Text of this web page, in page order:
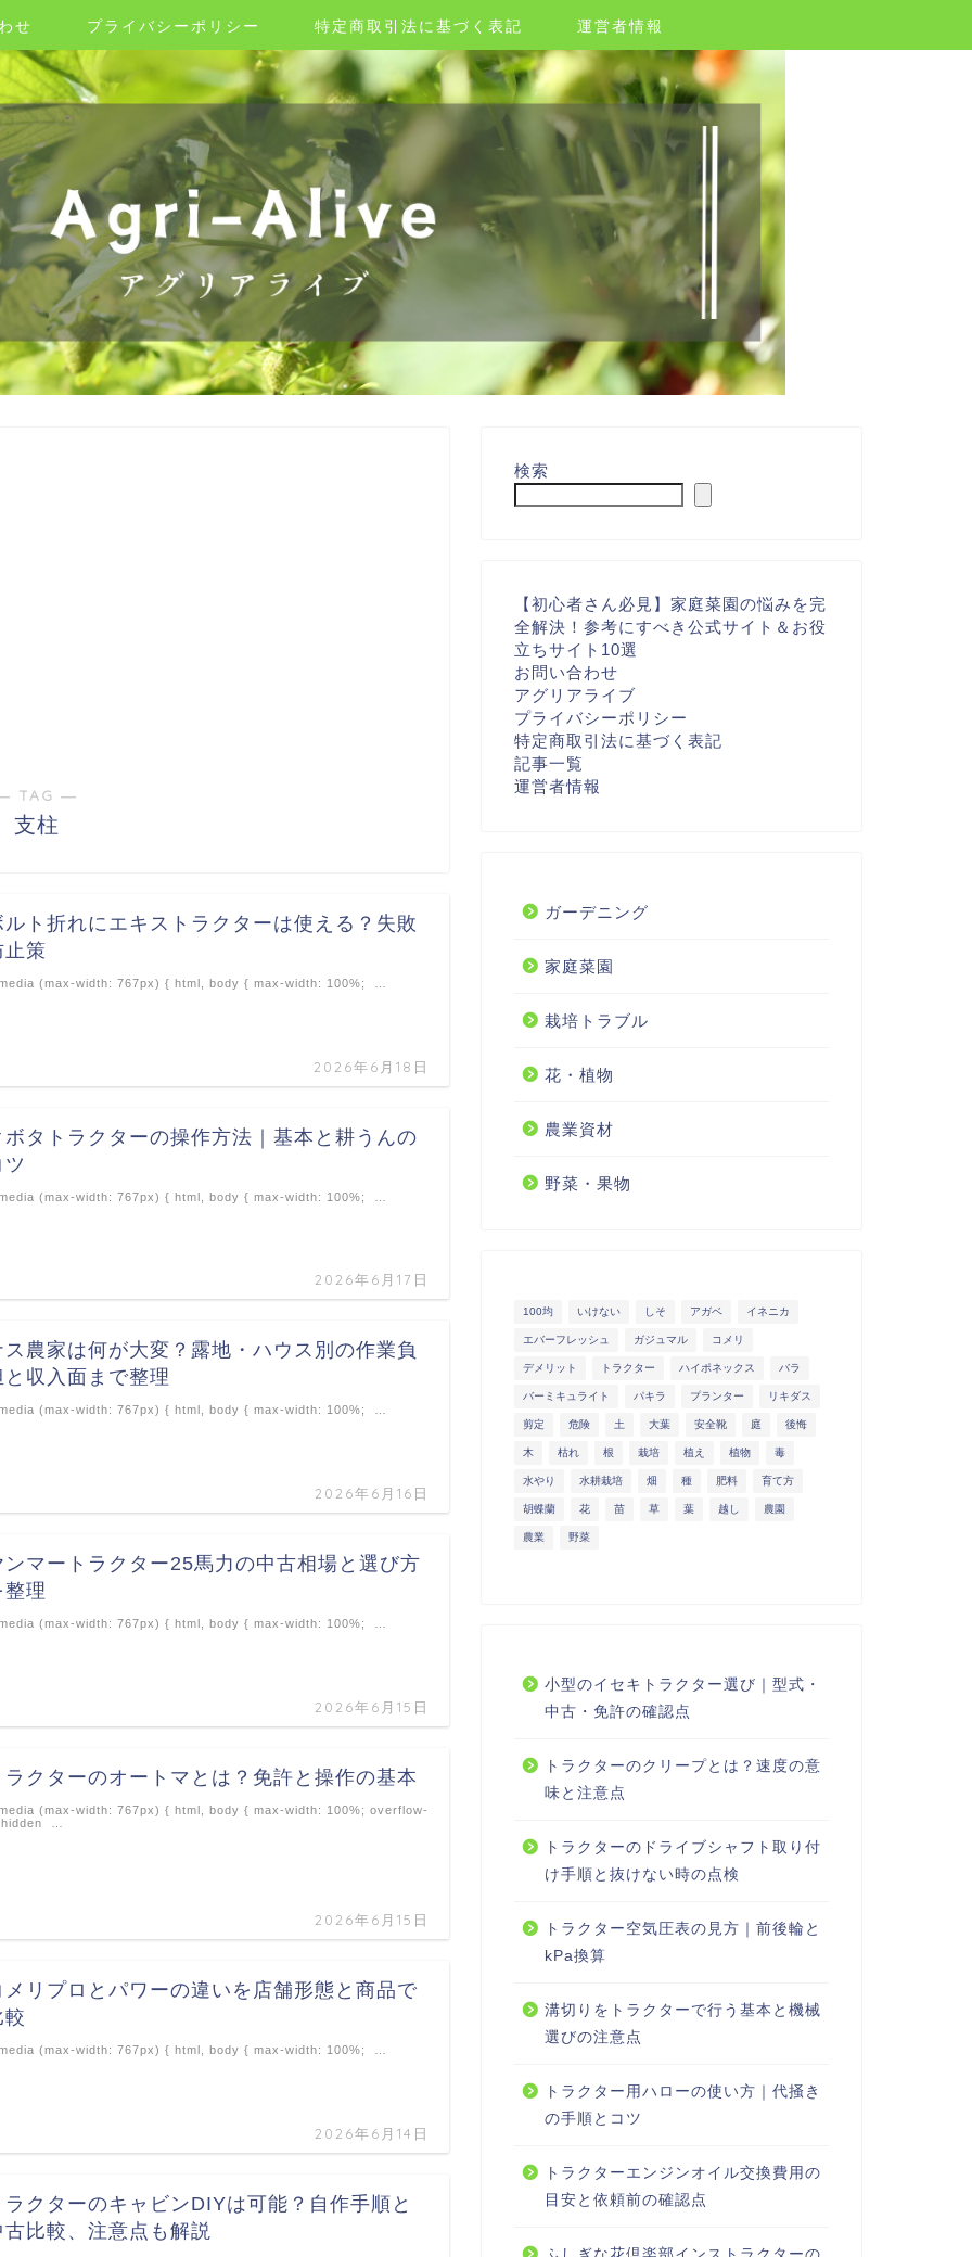
せ プライバシーポリシー 特定商取引法に基づく表記 運営者情報
TAG ―
支柱
ルト折れにエキストラクターは使える？失敗
止策
2026年6月18日
(max-width: 767px) { html, body { max-width: 100%; …
ボタトラクターの操作方法｜基本と耕うんの
ツ
2026年6月17日
(max-width: 767px) { html, body { max-width: 100%; …
ス農家は何が大変？露地・ハウス別の作業負
と収入面まで整理
2026年6月16日
(max-width: 767px) { html, body { max-width: 100%; …
ンマートラクター25馬力の中古相場と選び方
整理
2026年6月15日
(max-width: 767px) { html, body { max-width: 100%; …
ラクターのオートマとは？免許と操作の基本
2026年6月15日
(max-width: 767px) { html, body { max-width: 100%; overflow-
…
メリプロとパワーの違いを店舗形態と商品で
較
2026年6月14日
(max-width: 767px) { html, body { max-width: 100%; …
ラクターのキャビンDIYは可能？自作手順と
古比較、注意点も解説
検索
【初心者さん必見】家庭菜園の悩みを完
全解決！参考にすべき公式サイト＆お役
立ちサイト10選
お問い合わせ
アグリアライブ
プライバシーポリシー
特定商取引法に基づく表記
記事一覧
運営者情報
ガーデニング
家庭菜園
栽培トラブル
花・植物
農業資材
野菜・果物
100均 いけない しそ アガベ イネニカ
エバーフレッシュ ガジュマル コメリ
デメリット トラクター ハイポネックス バラ
バーミキュライト パキラ プランター リキダス
剪定 危険 土 大葉 安全靴 庭 後悔
木 枯れ 根 栽培 植え 植物 毒
水やり 水耕栽培 畑 種 肥料 育て方
胡蝶蘭 花 苗 草 葉 越し 農園
農業 野菜
小型のイセキトラクター選び｜型式・
中古・免許の確認点
トラクターのクリープとは？速度の意
味と注意点
トラクターのドライブシャフト取り付
け手順と抜けない時の点検
トラクター空気圧表の見方｜前後輪と
kPa換算
溝切りをトラクターで行う基本と機械
選びの注意点
トラクター用ハローの使い方｜代掻き
の手順とコツ
トラクターエンジンオイル交換費用の
目安と依頼前の確認点